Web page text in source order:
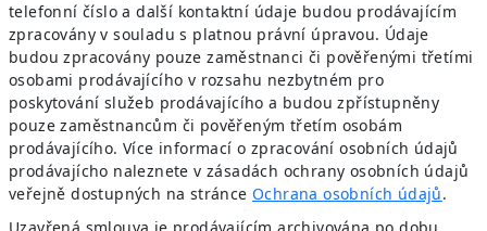
telefonní číslo a další kontaktní údaje budou prodávajícím
zpracovány v souladu s platnou právní úpravou. Údaje
budou zpracovány pouze zaměstnanci či pověřenými třetími
osobami prodávajícího v rozsahu nezbytném pro
poskytování služeb prodávajícího a budou zpřístupněny
pouze zaměstnancům či pověřeným třetím osobám
prodávajícího. Více informací o zpracování osobních údajů
prodávajícho naleznete v zásadách ochrany osobních údajů
veřejně dostupných na stránce Ochrana osobních údajů.